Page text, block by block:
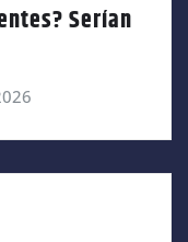
Serían